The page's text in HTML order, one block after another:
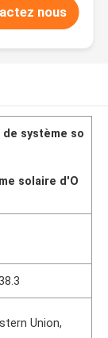
nous
système so
solaire d'O
Union,